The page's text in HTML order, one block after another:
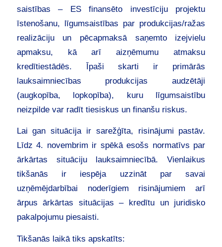
saistības – ES finansēto investīciju projektu
īstenošanu, līgumsaistības par produkcijas/ražas
realizāciju un pēcapmaksā saņemto izejvielu
apmaksu, kā arī aizņēmumu atmaksu
kredītiestādēs. Īpaši skarti ir primārās
lauksaimniecības produkcijas audzētāji
(augkopība, lopkopība), kuru līgumsaistību
neizpilde var radīt tiesiskus un finanšu riskus.
Lai gan situācija ir sarežģīta, risinājumi pastāv.
Līdz 4. novembrim ir spēkā esošs normatīvs par
ārkārtas situāciju lauksaimniecībā. Vienlaikus
tikšanās ir iespēja uzzināt par savai
uzņēmējdarbībai noderīgiem risinājumiem arī
ārpus ārkārtas situācijas – kredītu un juridisko
pakalpojumu piesaisti.
Tikšanās laikā tiks apskatīts: